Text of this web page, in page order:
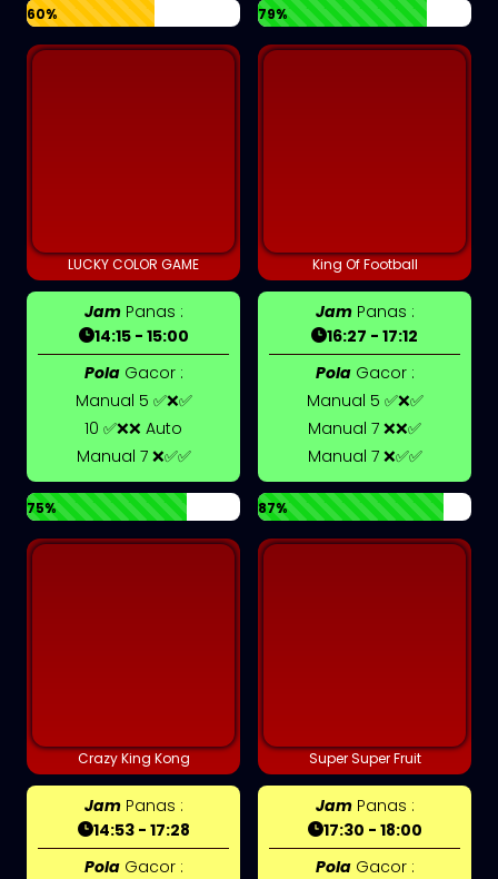
60% 79%
LUCKY COLOR GAME
JamPanas :
14:15 - 15:00
PolaGacor :
Manual 5 ✅❌✅
10 ✅❌❌ Auto
Manual 7 ❌✅✅
75%
King Of Football
JamPanas :
16:27 - 17:12
PolaGacor :
Manual 5 ✅❌✅
Manual 7 ❌❌✅
Manual 7 ❌✅✅
87%
Crazy King Kong
JamPanas :
14:53 - 17:28
PolaGacor :
Super Super Fruit
JamPanas :
17:30 - 18:00
PolaGacor :